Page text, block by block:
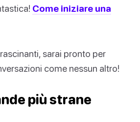
Come iniziare una
sarai pronto per
come nessun altro!
più strane